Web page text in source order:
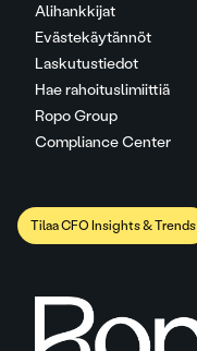
Alihankkijat
Evästekäytännöt
Laskutustiedot
Hae rahoituslimiittiä
Ropo Group
Compliance Center
Tilaa CFO Insights & Trends